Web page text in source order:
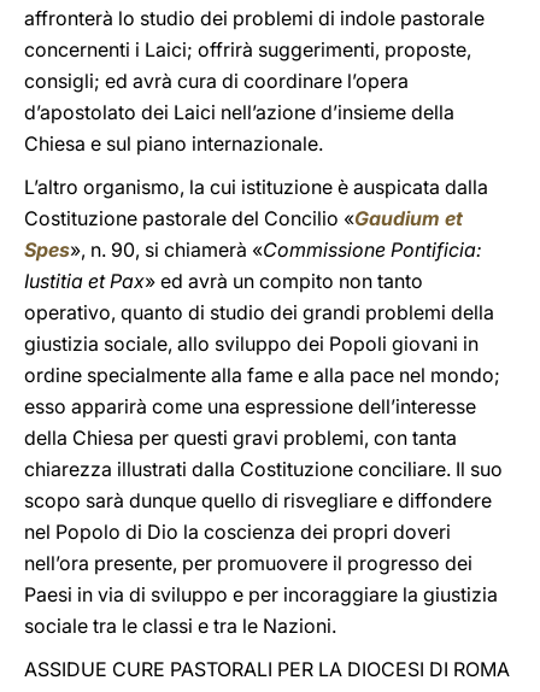
affronterà lo studio dei problemi di indole pastorale
concernenti i Laici; offrirà suggerimenti, proposte,
consigli; ed avrà cura di coordinare l’opera
d’apostolato dei Laici nell’azione d’insieme della
Chiesa e sul piano internazionale.
L’altro organismo, la cui istituzione è auspicata dalla
Costituzione pastorale del Concilio «Gaudium et
Spes», n. 90, si chiamerà «Commissione Pontificia:
Iustitia et Pax» ed avrà un compito non tanto
operativo, quanto di studio dei grandi problemi della
giustizia sociale, allo sviluppo dei Popoli giovani in
ordine specialmente alla fame e alla pace nel mondo;
esso apparirà come una espressione dell’interesse
della Chiesa per questi gravi problemi, con tanta
chiarezza illustrati dalla Costituzione conciliare. Il suo
scopo sarà dunque quello di risvegliare e diffondere
nel Popolo di Dio la coscienza dei propri doveri
nell’ora presente, per promuovere il progresso dei
Paesi in via di sviluppo e per incoraggiare la giustizia
sociale tra le classi e tra le Nazioni.
ASSIDUE CURE PASTORALI PER LA DIOCESI DI ROMA